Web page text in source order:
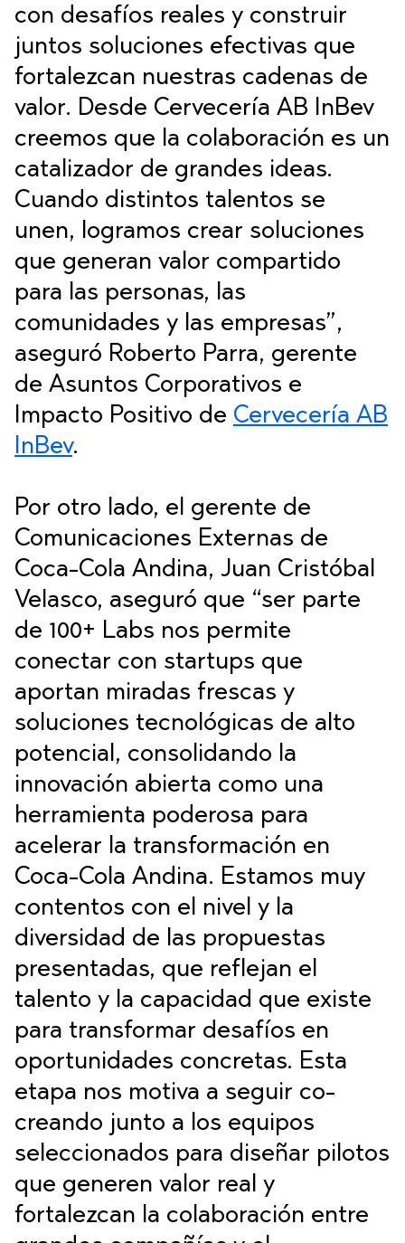
con desafíos reales y construir
juntos soluciones efectivas que
fortalezcan nuestras cadenas de
valor. Desde Cervecería AB InBev
creemos que la colaboración es un
catalizador de grandes ideas.
Cuando distintos talentos se
unen, logramos crear soluciones
que generan valor compartido
para las personas, las
comunidades y las empresas”,
aseguró Roberto Parra, gerente
de Asuntos Corporativos e
Impacto Positivo de Cervecería AB
InBev.
Por otro lado, el gerente de
Comunicaciones Externas de
Coca-Cola Andina, Juan Cristóbal
Velasco, aseguró que “ser parte
de 100+ Labs nos permite
conectar con startups que
aportan miradas frescas y
soluciones tecnológicas de alto
potencial, consolidando la
innovación abierta como una
herramienta poderosa para
acelerar la transformación en
Coca-Cola Andina. Estamos muy
contentos con el nivel y la
diversidad de las propuestas
presentadas, que reflejan el
talento y la capacidad que existe
para transformar desafíos en
oportunidades concretas. Esta
etapa nos motiva a seguir co-
creando junto a los equipos
seleccionados para diseñar pilotos
que generen valor real y
fortalezcan la colaboración entre